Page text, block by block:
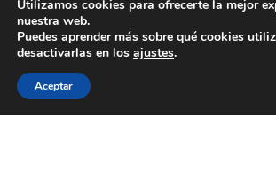
Utilizamos cookies para ofrecerte la mejor
nuestra web.
Puedes aprender más sobre qué cookies
desactivarlas en los ajustes.
Aceptar